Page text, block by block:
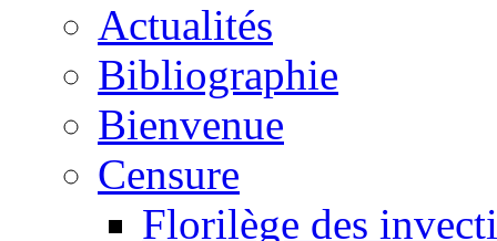
Actualités
Bibliographie
Bienvenue
Censure
Florilège des